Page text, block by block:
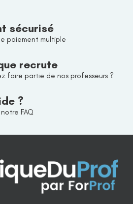
sécurisé
paiement multiple
recrute
faire partie de nos professeurs ?
?
FAQ